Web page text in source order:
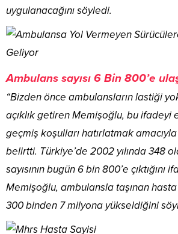
uygulanacağını söyledi.
Ambulans sayısı 6 Bin 800’e
“Bizden önce ambulansların lastiği
açıklık getiren Memişoğlu, bu ifadeyi
geçmiş koşulları hatırlatmak amacıyla
belirtti. Türkiye’de 2002 yılında 348
sayısının bugün 6 bin 800’e çıktığını
Memişoğlu, ambulansla taşınan hasta
300 binden 7 milyona yükseldiğini